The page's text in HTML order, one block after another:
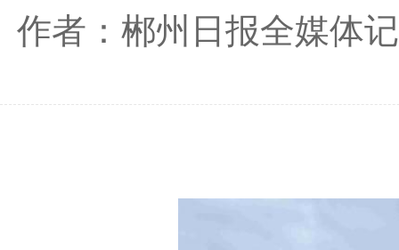
作者：郴州日报全媒体